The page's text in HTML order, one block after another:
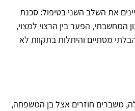
את השלב השני בטיפול: סכנת
המחשבתי, הפער בין הרצוי למצוי,
מסתיים והיתלות בתקוות לא
משברים חוזרים אצל בן המשפחה,